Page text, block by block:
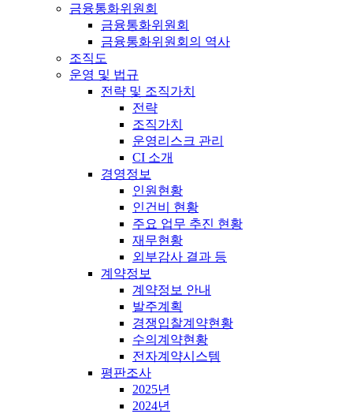
금융통화위원회
금융통화위원회
금융통화위원회의 역사
조직도
운영 및 법규
전략 및 조직가치
전략
조직가치
운영리스크 관리
CI 소개
경영정보
인원현황
인건비 현황
주요 업무 추진 현황
재무현황
외부감사 결과 등
계약정보
계약정보 안내
발주계획
경쟁입찰계약현황
수의계약현황
전자계약시스템
평판조사
2025년
2024년